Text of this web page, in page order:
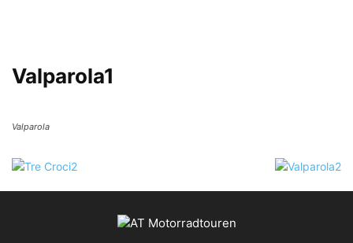
Valparola1
Valparola